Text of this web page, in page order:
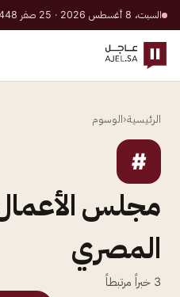
السبت، 8 أغسطس 2026 · 25 صفر 1448 هـ
الرئيسية‹الوسوم
#
مجلس
المصري
3 خبراً مرتبطاً